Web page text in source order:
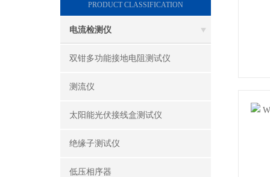
PRODUCT CLASSIFICATION
电流检测仪
双钳多功能接地电阻测试仪
测流仪
太阳能光伏接线盒测试仪
绝缘子测试仪
低压相序器